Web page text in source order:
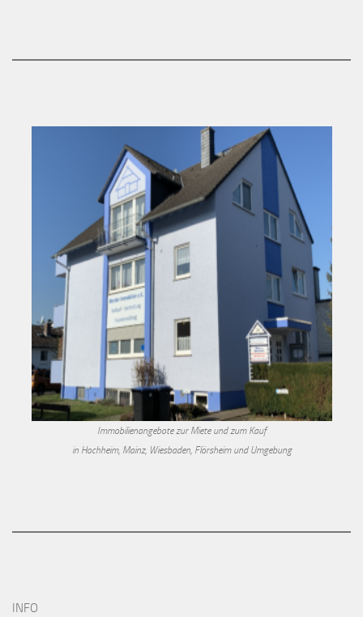
Immobilienangebote zur Miete und zum Kauf
in Hochheim, Mainz, Wiesbaden, Flörsheim und Umgebung
INFO